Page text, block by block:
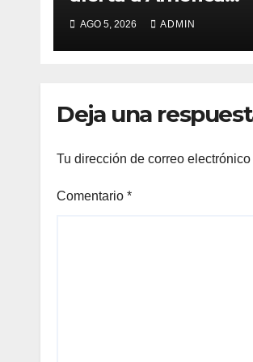
Latina y El Caribe
AGO 5, 2026 ADMIN
Deja una
Tu dirección de correo
Comentario *